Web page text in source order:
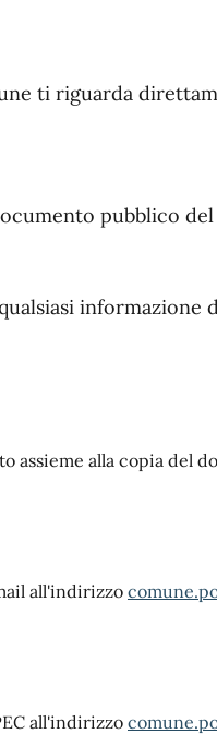
ti riguarda
pubblico
informazione
assieme alla copia del
all'indirizzo
all'indirizzo